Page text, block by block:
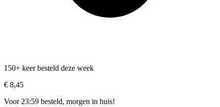
150+ keer besteld deze week
€ 8,45
Voor 23:59 besteld, morgen in huis!